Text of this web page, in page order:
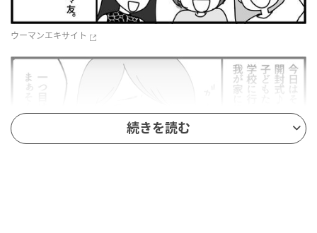
ウーマンエキサイト
続きを読む